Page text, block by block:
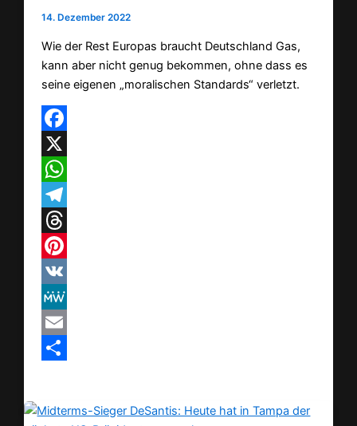
14. Dezember 2022
Wie der Rest Europas braucht Deutschland Gas,
kann aber nicht genug bekommen, ohne dass es
seine eigenen „moralischen Standards“ verletzt.
Facebook
X
WhatsApp
Telegram
Threads
Pinterest
VK
MeWe
Email